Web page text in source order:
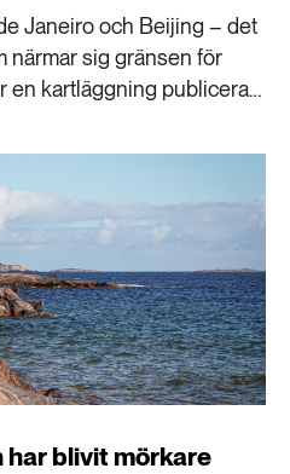
Janeiro och Beijing – det
närmar sig gränsen för
en kartläggning publicerad
inte vänds.
blivit mörkare